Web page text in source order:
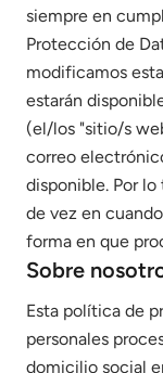
siempre en
Protección de
modificamos
estarán
(el/los "sitio/s
correo
disponible. Por
de vez en
forma en que
Sobre
Esta política de
personales
domicilio social